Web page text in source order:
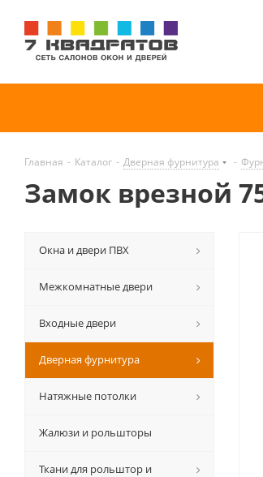
Главная - Каталог - Дверная фурнитура -
Замок врезной
Окна и двери ПВХ
Межкомнатные двери
Входные двери
Дверная фурнитура
Натяжные потолки
Жалюзи и рольшторы
Ткани для рольштор и